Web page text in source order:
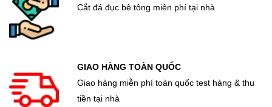
Cắt đá đục bê tông miên phí tại nhà
GIAO HÀNG TOÀN QUỐC
Giao hàng miễn phí toàn quốc test hàng & thu
tiền tại nhà